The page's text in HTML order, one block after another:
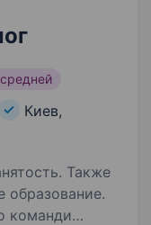
Киев,
Также
образование.
команди